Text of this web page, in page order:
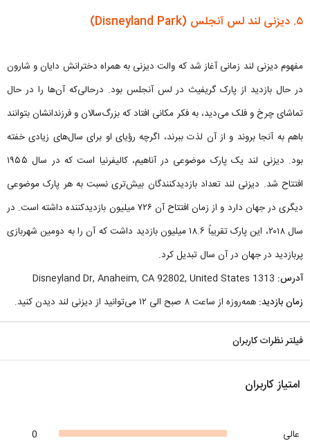
۵. دیزنی لند لس آنجلس (Disneyland Park)
مفهوم دیزنی لند زمانی آغاز شد که والت دیزنی به همراه دخترانش دایان و شارون
در حال بازدید از پارک گریفیث در لس آنجلس بود. درحالی‌که آن‌ها را در حال
تماشای چرخ و فلک می‌دید، به فکر مکانی افتاد که بزرگ‌سالان و فرزندانشان بتوانند
باهم به آنجا بروند و از آن لذت ببرند، اگرچه رؤیای او برای سال‌های زیادی خفته
بود. دیزنی لند یک پارک موضوعی در آناهیم، کالیفرنیا است که در سال ۱۹۵۵
افتتاح شد. دیزنی لند تعداد بازدیدکنندگان بیش‌تری نسبت به هر پارک موضوعی
دیگری در جهان دارد و از زمان افتتاح آن ۷۲۶ میلیون بازدیدکننده داشته است. در
سال ۲۰۱۸، این پارک تقریباً ۱۸.۶ میلیون بازدید داشت که آن را به دومین شهربازی
پربازدید در جهان در آن سال تبدیل کرد.
آدرس:
زمان بازدید: همه‌روزه از ساعت ۸ صبح الی ۱۲ می‌توانید از دیزنی لند دیدن کنید.
فیلتر نظرات کاربران
امتیاز کاربران
0
عالی